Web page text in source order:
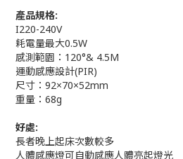
產品規格:
I220-240V
耗電量最大0.5W
感測範園：120°& 4.5M
運動感應設計(PIR)
尺寸：92×70×52mm
重量：68g
好處:
長者晚上起床次數較多
人體感應燈可自動感應人體亮起燈光